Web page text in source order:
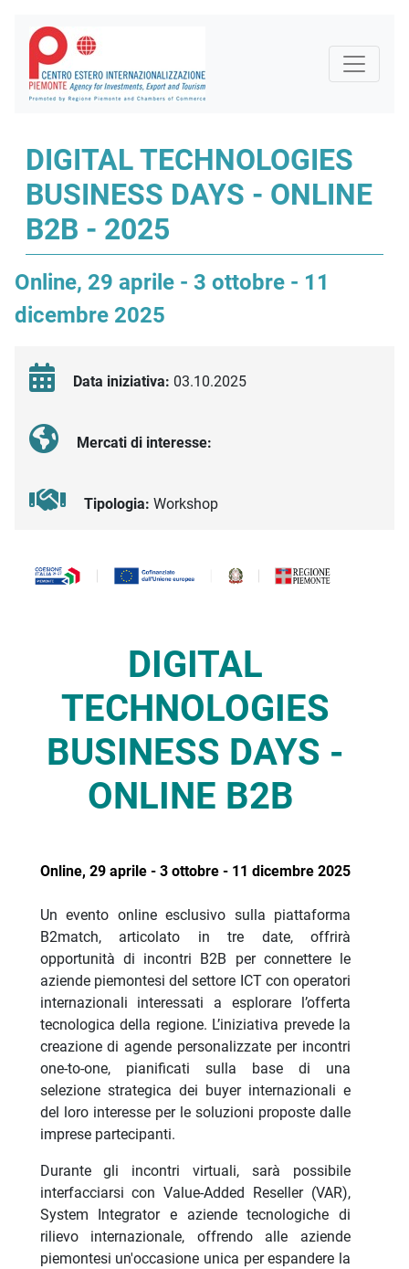
DIGITAL TECHNOLOGIES
BUSINESS DAYS - ONLINE
B2B - 2025
Online, 29 aprile - 3 ottobre - 11
dicembre 2025
Data iniziativa: 03.10.2025
Mercati di interesse:
Tipologia: Workshop
Descrizione iniziativa
DIGITAL
TECHNOLOGIES
BUSINESS DAYS -
ONLINE B2B
Online, 29 aprile - 3 ottobre - 11 dicembre 2025
Un evento online esclusivo sulla piattaforma
B2match, articolato in tre date, offrirà
opportunità di incontri B2B per connettere le
aziende piemontesi del settore ICT con operatori
internazionali interessati a esplorare l’offerta
tecnologica della regione. L’iniziativa prevede la
creazione di agende personalizzate per incontri
one-to-one, pianificati sulla base di una
selezione strategica dei buyer internazionali e
del loro interesse per le soluzioni proposte dalle
imprese partecipanti.
Durante gli incontri virtuali, sarà possibile
interfacciarsi con Value-Added Reseller (VAR),
System Integrator e aziende tecnologiche di
rilievo internazionale, offrendo alle aziende
piemontesi un'occasione unica per espandere la